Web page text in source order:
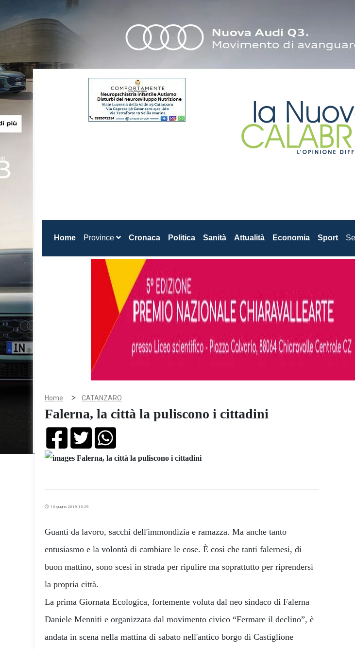
Home(current)
Province Cronaca Politica Sanità Attualità Economia Sport
Home > CATANZARO
Falerna, la città la puliscono i cittadini
10 giugno 2019 15:29
Guanti da lavoro, sacchi dell'immondizia e ramazza. Ma anche tanto
entusiasmo e la volontà di cambiare le cose. È così che tanti falernesi, di
buon mattino, sono scesi in strada per ripulire ma soprattutto per riprendersi
la propria città.
La prima Giornata Ecologica, fortemente voluta dal neo sindaco di Falerna
Daniele Menniti e organizzata dal movimento civico “Fermare il declino”, è
andata in scena nella mattina di sabato nell'antico borgo di Castiglione